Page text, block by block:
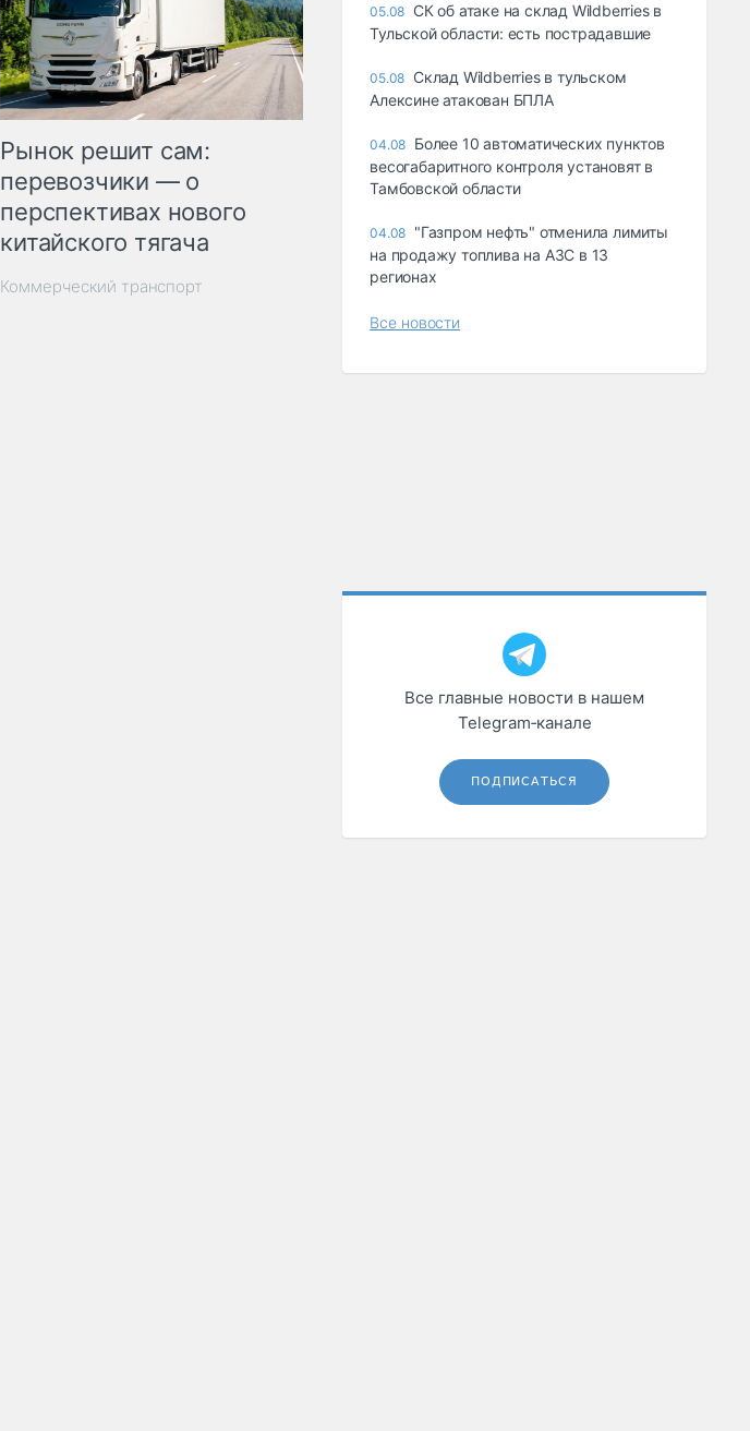
Рынок решит сам:
перевозчики — о
перспективах нового
китайского тягача
Коммерческий транспорт
05.08 СК об атаке на склад Wildberries в
Тульской области: есть пострадавшие
05.08 Склад Wildberries в тульском
Алексине атакован БПЛА
04.08 Более 10 автоматических пунктов
весогабаритного контроля установят в
Тамбовской области
04.08 "Газпром нефть" отменила лимиты
на продажу топлива на АЗС в 13
регионах
Все новости
Все главные новости в нашем
Telegram‑канале
ПОДПИСАТЬСЯ